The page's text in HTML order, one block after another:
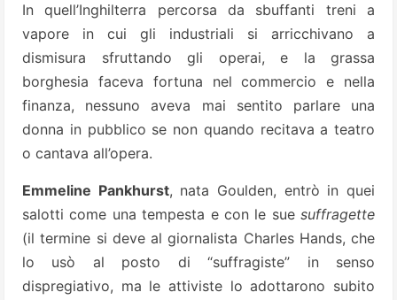
In quell’Inghilterra percorsa da sbuffanti treni a
vapore in cui gli industriali si arricchivano a
dismisura sfruttando gli operai, e la grassa
borghesia faceva fortuna nel commercio e nella
finanza, nessuno aveva mai sentito parlare una
donna in pubblico se non quando recitava a teatro
o cantava all’opera.
Emmeline Pankhurst, nata Goulden, entrò in quei
salotti come una tempesta e con le sue suffragette
(il termine si deve al giornalista Charles Hands, che
lo usò al posto di “suffragiste” in senso
dispregiativo, ma le attiviste lo adottarono subito